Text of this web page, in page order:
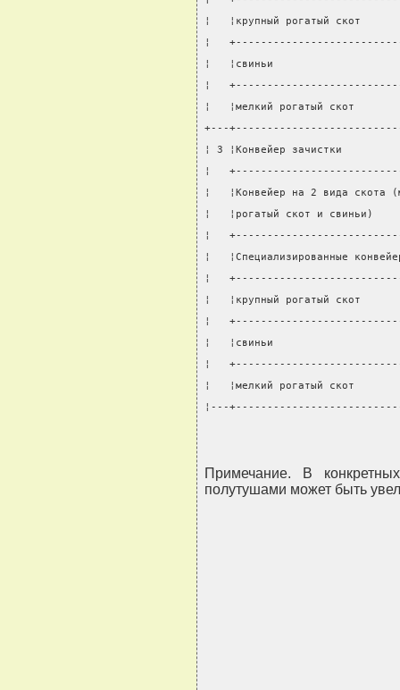
¦   ¦крупный рогатый
¦
¦   ¦свиньи
¦
¦   ¦мелкий рогатый
+---
¦ 3 ¦Конвейер
¦
¦   ¦Конвейер на 2 вида
¦   ¦рогатый скот и
¦
¦   ¦Специализированные
¦
¦   ¦крупный рогатый
¦
¦   ¦свиньи
¦
¦   ¦мелкий рогатый
¦---
Примечание. В
полутушами может быть